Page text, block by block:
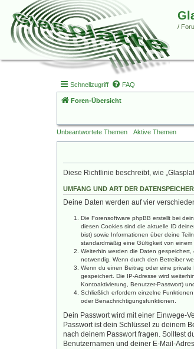
/
Schnellzugriff FAQ
Foren-Übersicht
Unbeantwortete Themen Aktive Themen
Diese Richtlinie beschreibt, wie
UMFANG UND ART DER
Deine Daten werden auf vier
Die Forensoftware phpBB erstellt bei
diesen Cookies sind die aktuelle ID
bist) sowie Informationen über deine
standardmäßig eine Gültigkeit von
Weiterhin werden die Daten
notwendig. Wenn durch den Betreiber
Wenn du einen Beitrag oder eine
gespeichert. Die IP-Adresse wird
Kontoaktivierung, Benutzer-Passwort)
Schließlich erfordern einzelne
oder Benachrichtigungsfunktionen.
Dein Passwort wird mit einer Einwege-
Passwort ist dein Schlüssel zu deinem
nach deinem Passwort fragen. Solltest
Benutzernamen und deiner E-Mail-